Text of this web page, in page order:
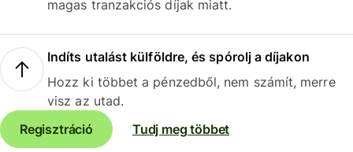
magas tranzakciós díjak miatt.
Indíts utalást külföldre, és spórolj a díjakon
Hozz ki többet a pénzedből, nem számít, merre
visz az utad.
Regisztráció
Tudj meg többet